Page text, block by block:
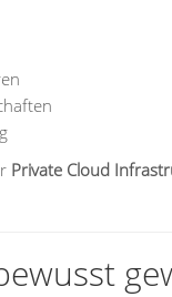
Private Cloud